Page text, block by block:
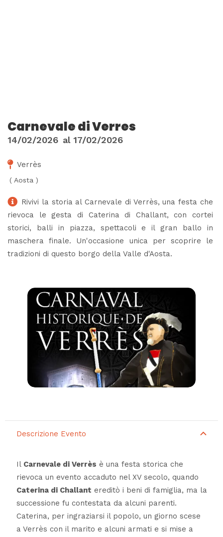
Carnevale di Verres
14/02/2026 al 17/02/2026
Verrès
( Aosta )
Rivivi la storia al Carnevale di Verrès, una festa che
rievoca le gesta di Caterina di Challant, con cortei
storici, balli in piazza, spettacoli e il gran ballo in
maschera finale. Un'occasione unica per scoprire le
tradizioni di questo borgo della Valle d'Aosta.
Descrizione Evento
Il Carnevale di Verrès è una festa storica che
rievoca un evento accaduto nel XV secolo, quando
Caterina di Challant ereditò i beni di famiglia, ma la
successione fu contestata da alcuni parenti.
Caterina, per ingraziarsi il popolo, un giorno scese
a Verrès con il marito e alcuni armati e si mise a